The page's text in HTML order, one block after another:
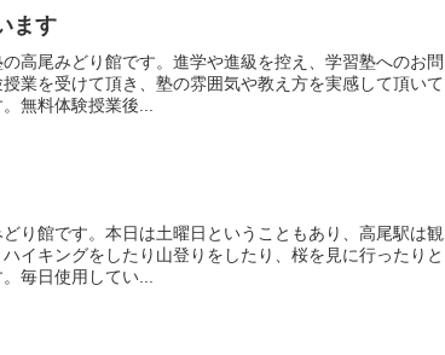
ます
高尾みどり館です。進学や進級を控え、学習塾へのお問
業を受けて頂き、塾の雰囲気や教え方を実感して頂いて
無料体験授業後...
り館です。本日は土曜日ということもあり、高尾駅は観
イキングをしたり山登りをしたり、桜を見に行ったりと
毎日使用してい...